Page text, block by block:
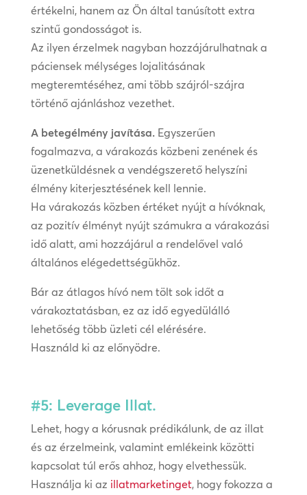
értékelni, hanem az Ön által tanúsított extra
szintű gondosságot is.
Az ilyen érzelmek nagyban hozzájárulhatnak a
páciensek mélységes lojalitásának
megteremtéséhez, ami több szájról-szájra
történő ajánláshoz vezethet.
A betegélmény javítása.Egyszerűen
fogalmazva, a várakozás közbeni zenének és
üzenetküldésnek a vendégszerető helyszíni
élmény kiterjesztésének kell lennie.
Ha várakozás közben értéket nyújt a hívóknak,
az pozitív élményt nyújt számukra a várakozási
idő alatt, ami hozzájárul a rendelővel való
általános elégedettségükhöz.
Bár az átlagos hívó nem tölt sok időt a
várakoztatásban, ez az idő egyedülálló
lehetőség több üzleti cél elérésére.
Használd ki az előnyödre.
#5: Leverage Illat.
Lehet, hogy a kórusnak prédikálunk, de az illat
és az érzelmeink, valamint emlékeink közötti
kapcsolat túl erős ahhoz, hogy elvethessük.
Használja ki az illatmarketinget, hogy fokozza a